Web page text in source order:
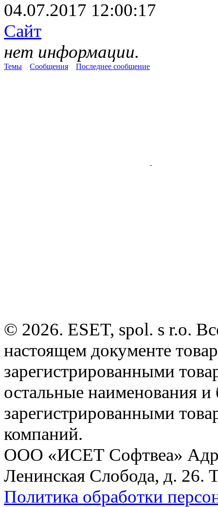
04.07.2017 12:00:17
Сайт
нет информации.
Темы Сообщения Последнее сообщение
© 2026. ESET, spol. s r.o.
настоящем документе
зарегистрированными
остальные наименования
зарегистрированными
компаний.
ООО «ИСЕТ Софтвеа»
Ленинская Слобода, д. 26.
Политика обработки